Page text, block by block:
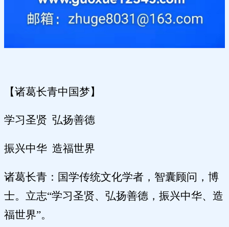
【诸葛长青中国梦】
学习圣贤 弘扬善德
振兴中华 造福世界
诸葛长青：国学传统文化学者，智囊顾问，博
士。立志“学习圣贤、弘扬善德，振兴中华、造
福世界”。